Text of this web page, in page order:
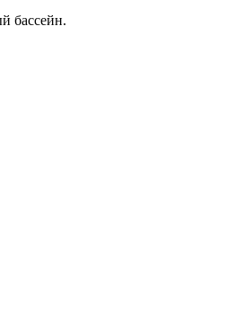
бассейн.